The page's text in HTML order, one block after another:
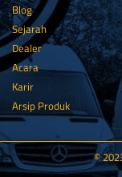
Blog
Sejarah
Dealer
Acara
Karir
Arsip Produk
©